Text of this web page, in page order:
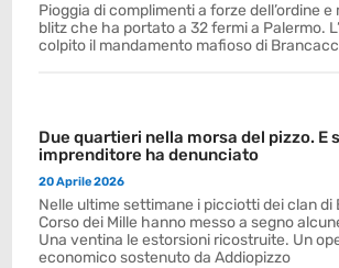
Pioggia di complimenti a forze dell’ordine
blitz che ha portato a 32 fermi a Palermo.
colpito il mandamento mafioso di
Due quartieri nella morsa del pizzo. E
imprenditore ha denunciato
20 Aprile 2026
Nelle ultime settimane i picciotti dei clan di
Corso dei Mille hanno messo a segno
Una ventina le estorsioni ricostruite. Un
economico sostenuto da Addiopizzo